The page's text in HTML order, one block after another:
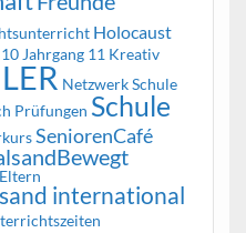
Holocaust
Jahrgang 11 Kreativ
LER Netzwerk Schule
Prüfungen Schule
SeniorenCafé
international